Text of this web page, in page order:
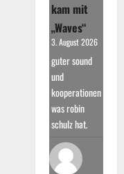
kam mit
„Waves“
3. August 2026
guter sound
und
kooperationen
was robin
schulz hat.